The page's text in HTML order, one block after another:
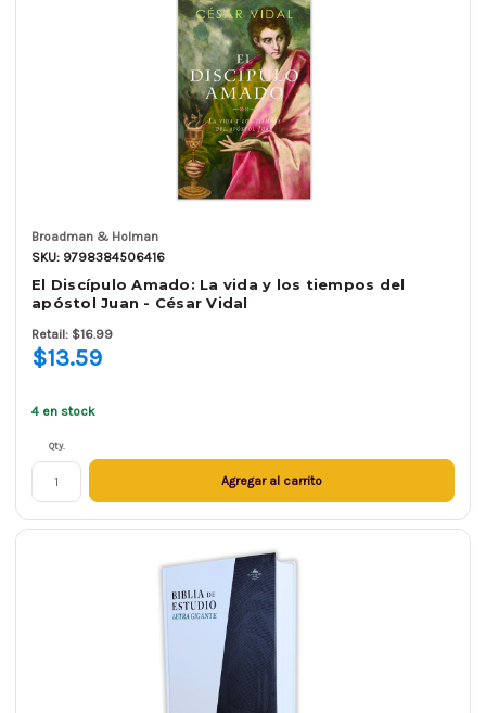
Broadman & Holman
SKU: 9798384506416
El Discípulo Amado: La vida y los tiempos del
apóstol Juan - César Vidal
Retail: $16.99
$13.59
4 en stock
Qty.
Agregar al carrito